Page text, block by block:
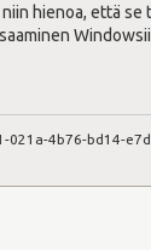
hienoa, että
4b76-bd14-